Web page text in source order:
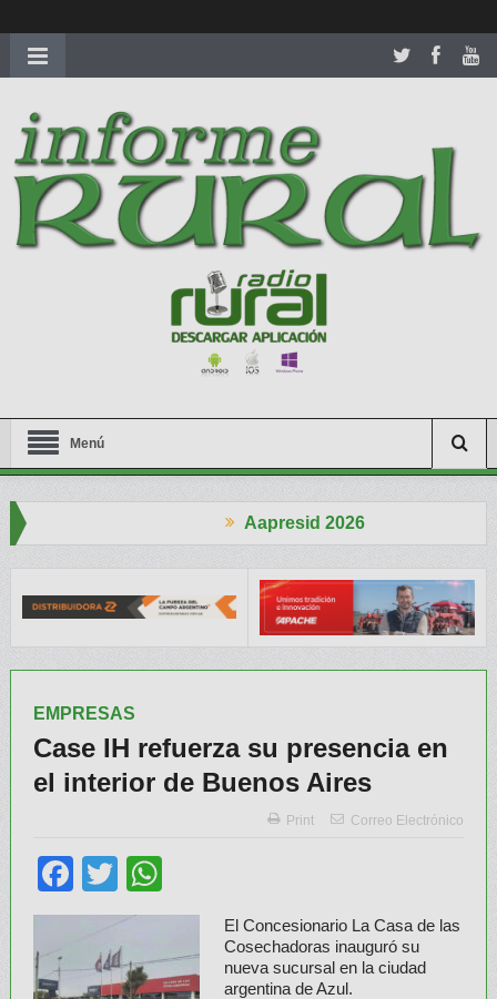
richardmillereplica
women.patekphilippe.tofor sale in usa recognized command with
dining room table ceremony. welcome to our
perfectwatches.is
shop. bestyoungsexdoll.comwith professional customer
services. 1: 1 design high https://reallydiamond.com/
Menú
Legisladores y Especialistas abordaron claves para una
EMPRESAS
Case IH refuerza su presencia en
el interior de Buenos Aires
Print Correo Electrónico
Facebook
Twitter
El Concesionario La Casa de las
Cosechadoras inauguró su
nueva sucursal en la ciudad
argentina de Azul.